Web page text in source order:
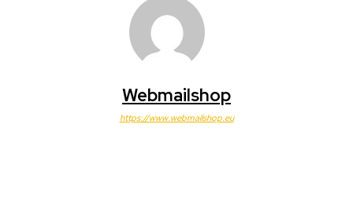
Webmailshop
https://www.webmailshop.eu